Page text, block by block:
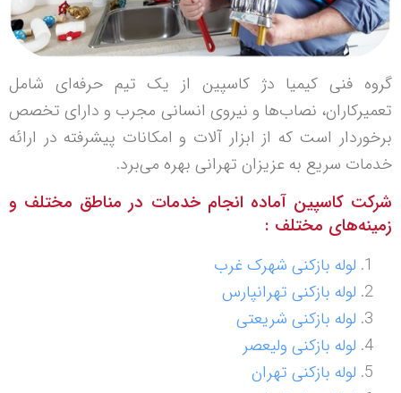
گروه فنی کیمیا دژ کاسپین از یک تیم حرفه‌ای شامل
تعمیرکاران، نصاب‌ها و نیروی انسانی مجرب و دارای تخصص
برخوردار است که از ابزار آلات و امکانات پیشرفته در ارائه
خدمات سریع به عزیزان تهرانی بهره می‌برد.
شرکت کاسپین آماده انجام خدمات در مناطق مختلف و
زمینه‌های مختلف :
لوله بازکنی شهرک غرب
لوله بازکنی تهرانپارس
لوله بازکنی شریعتی
لوله بازکنی ولیعصر
لوله بازکنی تهران